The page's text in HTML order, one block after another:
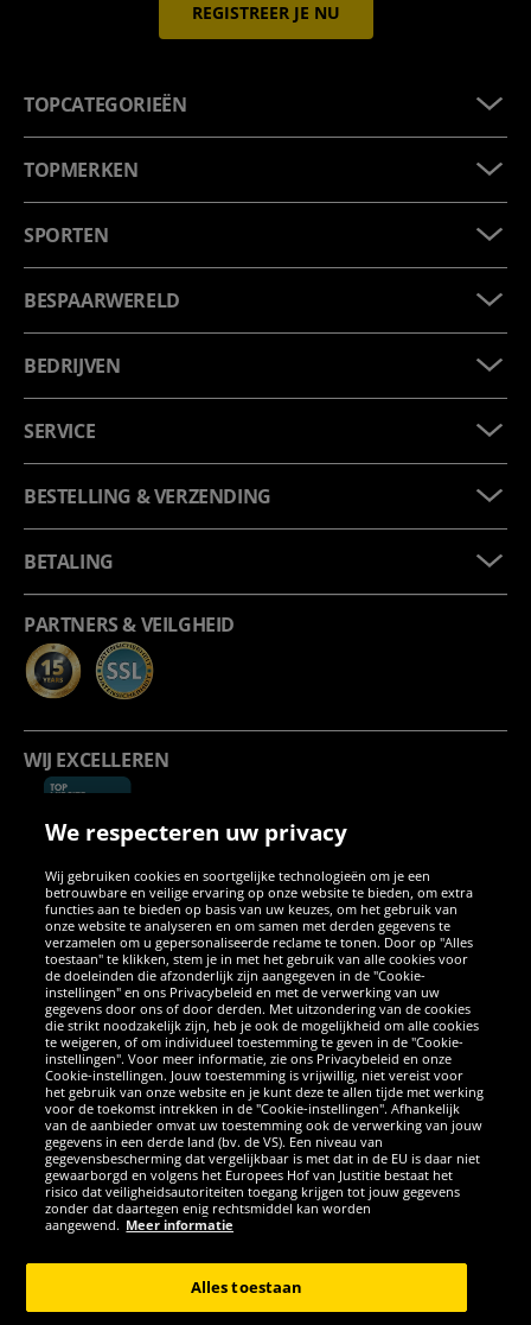
REGISTREER JE NU
TOPCATEGORIEËN
TOPMERKEN
SPORTEN
BESPAARWERELD
BEDRIJVEN
SERVICE
BESTELLING & VERZENDING
BETALING
PARTNERS & VEILGHEID
WIJ EXCELLEREN
SOCIALE MEDIA
FacebookInstagram
WhatsApp
TikTokTwitterYouTube
APPS
GER - Alle rechten voorbehouden
*Alle prijzen incl. wettelijke btw excl. verzendingskosten en eventueel
We respecteren uw privacy
Wij gebruiken cookies en soortgelijke technologieën om je een
betrouwbare en veilige ervaring op onze website te bieden, om extra
functies aan te bieden op basis van uw keuzes, om het gebruik van
onze website te analyseren en om samen met derden gegevens te
verzamelen om u gepersonaliseerde reclame te tonen. Door op "Alles
toestaan" te klikken, stem je in met het gebruik van alle cookies voor
de doeleinden die afzonderlijk zijn aangegeven in de "Cookie-
instellingen" en ons Privacybeleid en met de verwerking van uw
gegevens door ons of door derden. Met uitzondering van de cookies
die strikt noodzakelijk zijn, heb je ook de mogelijkheid om alle cookies
te weigeren, of om individueel toestemming te geven in de "Cookie-
instellingen". Voor meer informatie, zie ons Privacybeleid en onze
Cookie-instellingen. Jouw toestemming is vrijwillig, niet vereist voor
het gebruik van onze website en je kunt deze te allen tijde met werking
voor de toekomst intrekken in de "Cookie-instellingen". Afhankelijk
van de aanbieder omvat uw toestemming ook de verwerking van jouw
gegevens in een derde land (bv. de VS). Een niveau van
gegevensbescherming dat vergelijkbaar is met dat in de EU is daar niet
gewaarborgd en volgens het Europees Hof van Justitie bestaat het
risico dat veiligheidsautoriteiten toegang krijgen tot jouw gegevens
zonder dat daartegen enig rechtsmiddel kan worden
aangewend. Meer informatie
Alles toestaan